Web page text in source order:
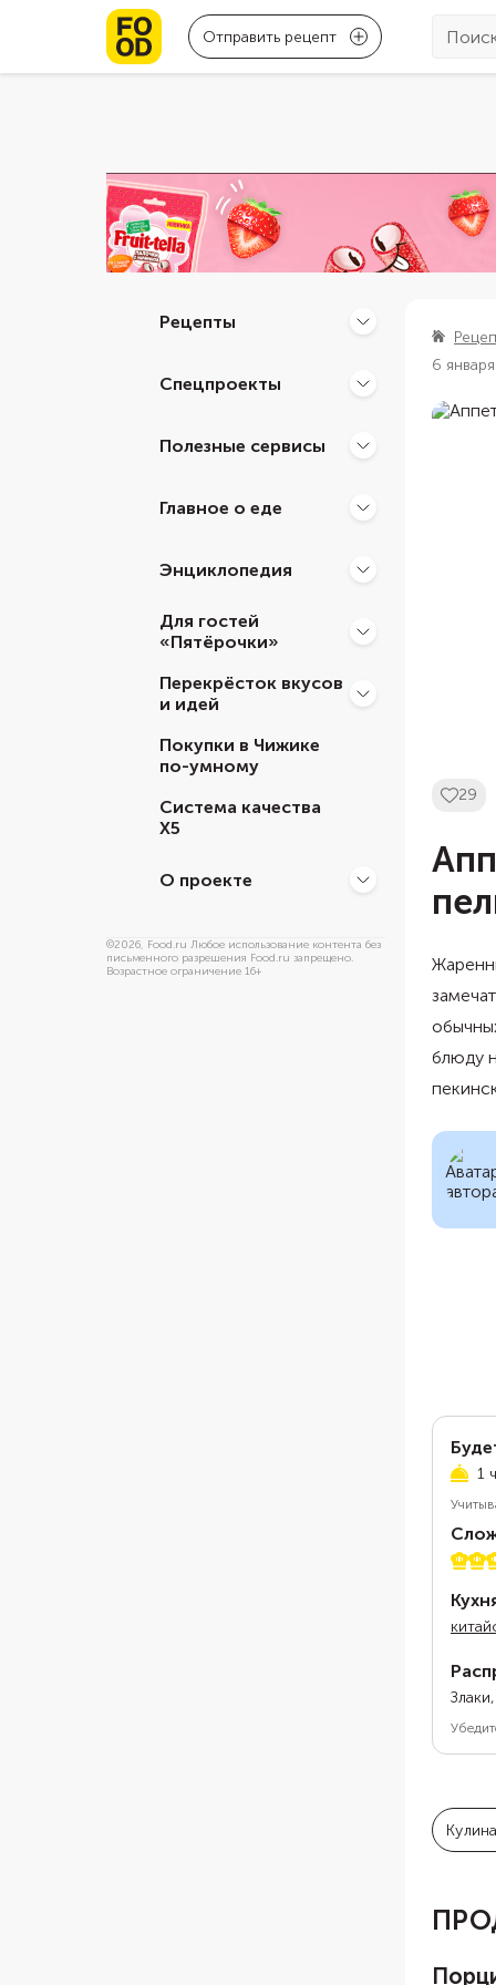
Отправить рецепт
Рецепты
Спецпроекты
Полезные сервисы
Главное о еде
Энциклопедия
Для гостей
«Пятёрочки»
Перекрёсток вкусов
и идей
Покупки в Чижике
по-умному
Система качества
Х5
О проекте
©2026, Food.ru Любое использование контента без
письменного разрешения Food.ru запрещено.
Возрастное ограничение 16+
6
29
блюду
1
3 из 5